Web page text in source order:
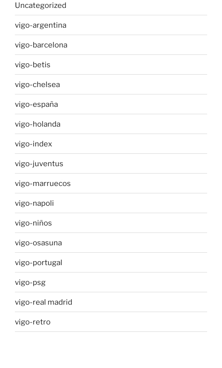
Uncategorized
vigo-argentina
vigo-barcelona
vigo-betis
vigo-chelsea
vigo-españa
vigo-holanda
vigo-index
vigo-juventus
vigo-marruecos
vigo-napoli
vigo-niños
vigo-osasuna
vigo-portugal
vigo-psg
vigo-real madrid
vigo-retro